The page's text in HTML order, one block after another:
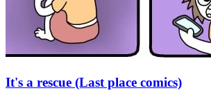
It's a rescue (Last place comics)